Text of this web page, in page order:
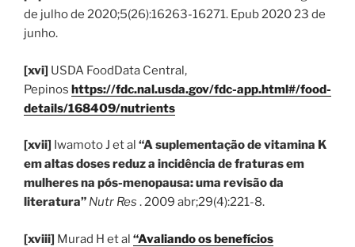
de julho de 2020;5(26):16263-16271. Epub 2020 23 de
junho.
[xvi] USDA FoodData Central,
Pepinos https://fdc.nal.usda.gov/fdc-app.html#/food-
details/168409/nutrients
[xvii] Iwamoto J et al “A suplementação de vitamina K
em altas doses reduz a incidência de fraturas em
mulheres na pós-menopausa: uma revisão da
literatura” Nutr Res . 2009 abr;29(4):221-8.
[xviii] Murad H et al “Avaliando os benefícios